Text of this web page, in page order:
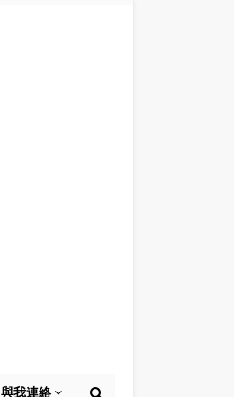
與我連絡